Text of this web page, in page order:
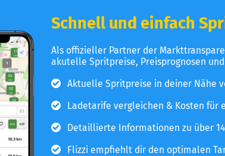
Schnell und einfach
Als offizieller Partner der
akutelle Spritpreise, Preisprognosen
Aktuelle Spritpreise in deiner Nähe
Ladetarife vergleichen & Kosten für
Detaillierte Informationen zu über
Flizzi empfiehlt dir den optimalen